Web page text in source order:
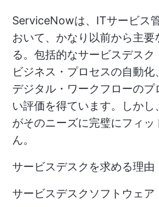
ServiceNowは、ITサービス
おいて、かなり以前から主要
る。包括的なサービスデスク
ビジネス・プロセスの自動化
デジタル・ワークフローの
い評価を得ています。しかし
がそのニーズに完璧にフィ
ん。
サービスデスクを求める理由
サービスデスクソフトウェア